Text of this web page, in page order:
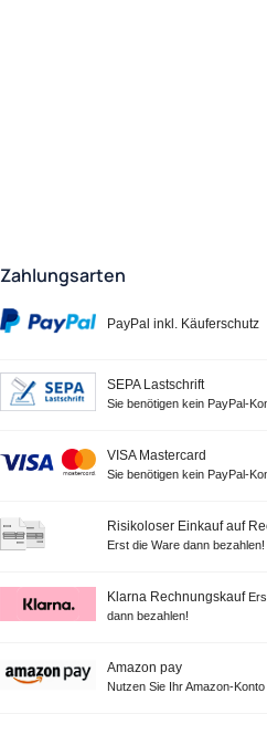
Zahlungsarten
PayPal inkl. Käuferschutz
SEPA Lastschrift
Sie benötigen kein PayPal-
VISA Mastercard
Sie benötigen kein PayPal-
Risikoloser Einkauf auf
Erst die Ware dann bezahlen!
Klarna Rechnungskauf
dann bezahlen!
Amazon pay
Nutzen Sie Ihr Amazon-Konto